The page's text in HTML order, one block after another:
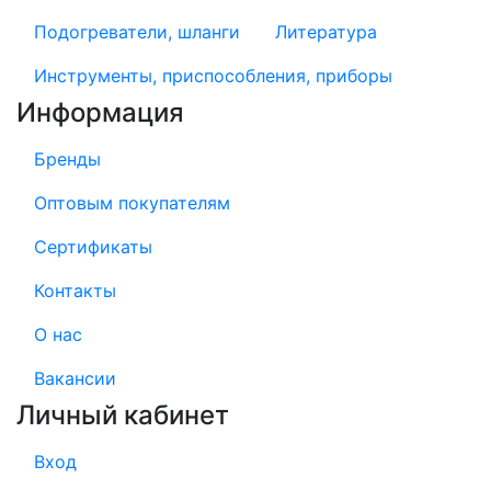
Подогреватели, шланги
Литература
Инструменты, приспособления, приборы
Информация
Бренды
Оптовым покупателям
Сертификаты
Контакты
О нас
Вакансии
Личный кабинет
Вход